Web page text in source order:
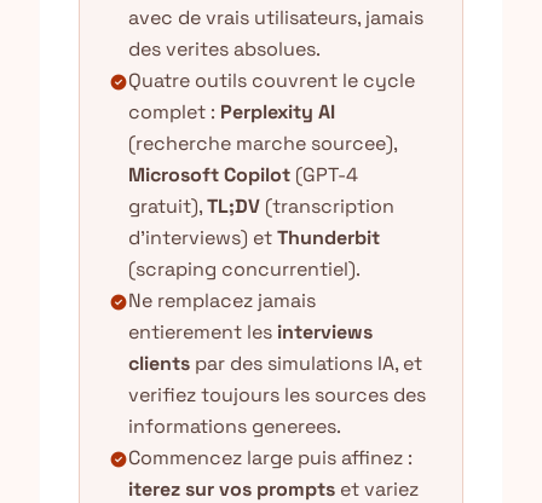
avec de vrais utilisateurs, jamais
des verites absolues.
check_circleQuatre outils couvrent le cycle
complet : Perplexity AI
(recherche marche sourcee),
Microsoft Copilot (GPT-4
gratuit),TL;DV (transcription
d'interviews) etThunderbit
(scraping concurrentiel).
check_circleNe remplacez jamais
entierement les interviews
clients par des simulations IA, et
verifiez toujours les sources des
informations generees.
check_circleCommencez large puis affinez :
iterez sur vos prompts et variez